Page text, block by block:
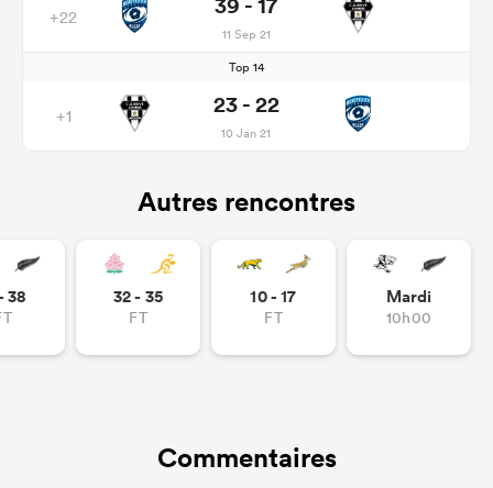
+22
11 Sep 21
Top 14
+1 23 - 22
10 Jan 21
Autres rencontres
38 32 - 35
FT
10 - 17
FT
Mardi
10h00
Commentaires